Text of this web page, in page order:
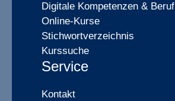
Digitale Kompetenzen & Beruf
Online-Kurse
Stichwortverzeichnis
Kurssuche
Service
Kontakt